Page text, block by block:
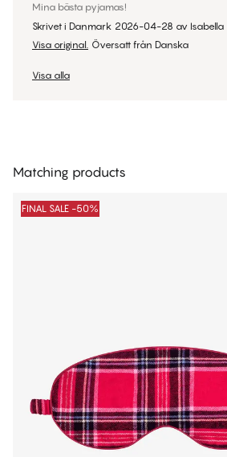
Mina bästa pyjamas!
Skrivet i Danmark 2026-04-28 av Isabella
Visa original. Översatt från Danska
Visa alla
Matching products
FINAL SALE -50%